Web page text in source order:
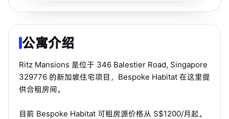
公寓介绍
Ritz Mansions 是位于 346 Balestier Road, Singapore
329776 的新加坡住宅项目，Bespoke Habitat 在这里提
供合租房间。
目前 Bespoke Habitat 可租房源价格从 S$1200/月起。